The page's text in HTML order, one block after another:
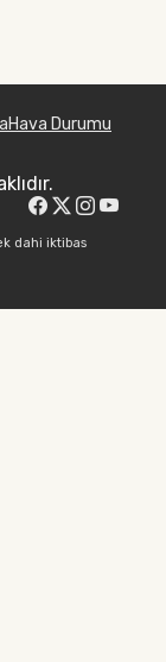
Hava Durumu
dahi iktibas